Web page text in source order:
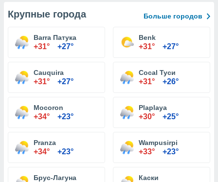
Крупные города Больше городов
Barra Патука
+31° +27°
Benk
+31° +27°
Cauquira
+31° +27°
Cocal Туси
+31° +26°
Mocoron
+34° +23°
Plaplaya
+30° +25°
Pranza
+34° +23°
Wampusirpi
+33° +23°
Брус-Лагуна Каски